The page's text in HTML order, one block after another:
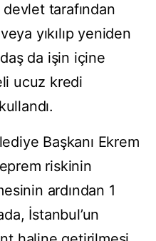
tarafından
yıkılıp yeniden
da işin içine
ucuz kredi
Başkanı Ekrem
riskinin
ardından 1
İstanbul’un